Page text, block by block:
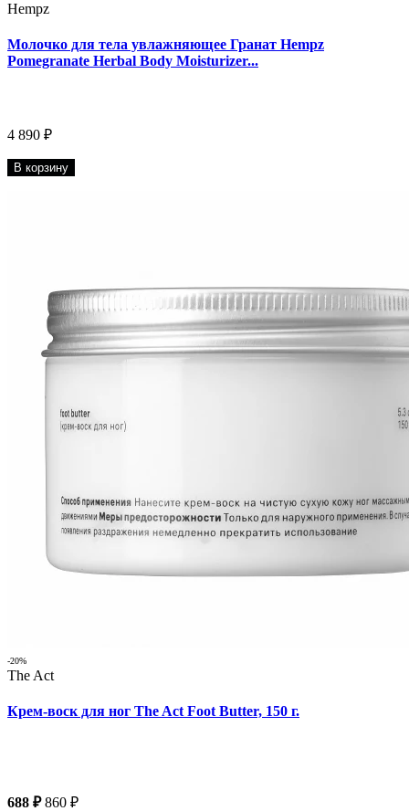
Hempz
Молочко для тела увлажняющее Гранат Hempz
Pomegranate Herbal Body Moisturizer...
4 890 ₽
В корзину
-20%
The Act
Крем-воск для ног The Act Foot Butter, 150 г.
688 ₽ 860 ₽